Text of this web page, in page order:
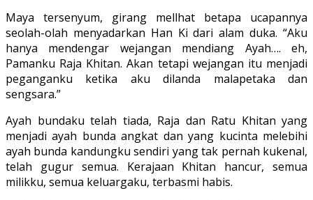
Maya tersenyum, girang mellhat beta­pa ucapannya
seolah-olah menyadarkan Han Ki dari alam duka. “Aku
hanya mendengar wejangan mendiang Ayah…. eh,
Pamanku Raja Khitan. Akan tetapi wejangan itu menjadi
peganganku ketika aku dilanda malapetaka dan
sengsara.”
Ayah bundaku telah tiada, Raja dan Ratu Khitan yang
menjadi ayah bunda angkat dan yang kucinta melebihi
ayah bunda kandungku sendiri yang tak pernah ku­kenal,
telah gugur semua. Kerajaan Khi­tan hancur, semua
milikku, semua ke­luargaku, terbasmi habis.